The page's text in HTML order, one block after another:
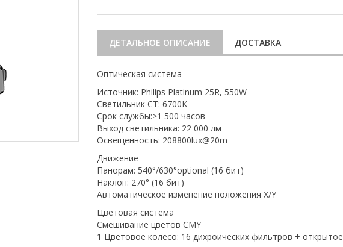
ДЕТАЛЬНОЕ ОПИСАНИЕ ДОСТАВКА
Оптическая система
Источник: Philips Platinum 25R, 550W
Светильник CT: 6700K
Срок службы:>1 500 часов
Выход светильника: 22 000 лм
Освещенность: 208800lux@20m
Движение
Панорам: 540°/630°optional (16 бит)
Наклон: 270° (16 бит)
Автоматическое изменение положения X/Y
Цветовая система
Смешивание цветов CMY
1 Цветовое колесо: 16 дихроических фильтров + открытое